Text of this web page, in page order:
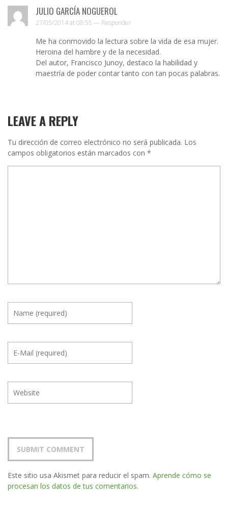
JULIO GARCÍA NOGUEROL
27/05/2014 at 08:55 — Responder
Me ha conmovido la lectura sobre la vida de esa mujer.
Heroina del hambre y de la necesidad.
Del autor, Francisco Junoy, destaco la habilidad y
maestría de poder contar tanto con tan pocas palabras.
LEAVE A REPLY
Tu dirección de correo electrónico no será publicada. Los
campos obligatorios están marcados con *
Este sitio usa Akismet para reducir el spam. Aprende cómo se
procesan los datos de tus comentarios.